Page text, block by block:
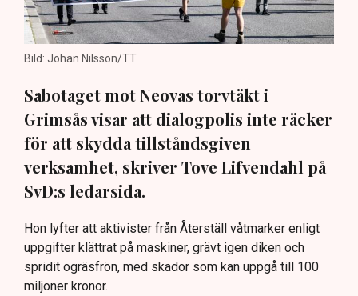
Bild: Johan Nilsson/TT
Sabotaget mot Neovas torvtäkt i
Grimsås visar att dialogpolis inte räcker
för att skydda tillståndsgiven
verksamhet, skriver Tove Lifvendahl på
SvD:s ledarsida.
Hon lyfter att aktivister från Återställ våtmarker enligt
uppgifter klättrat på maskiner, grävt igen diken och
spridit ogräsfrön, med skador som kan uppgå till 100
miljoner kronor.